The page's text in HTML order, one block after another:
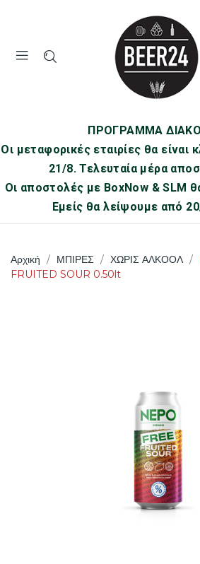
ΠΡΟΓΡΑΜΜΑ
Οι μεταφορικές εταιρίες θα
21/8. Τελευταία μέρα
Οι αποστολές με BoxNow & SLM
Εμείς θα λείψουμε από
Αρχική ΜΠΙΡΕΣ ΧΩΡΙΣ ΑΛΚΟΟΛ
FRUITED SOUR 0.50lt